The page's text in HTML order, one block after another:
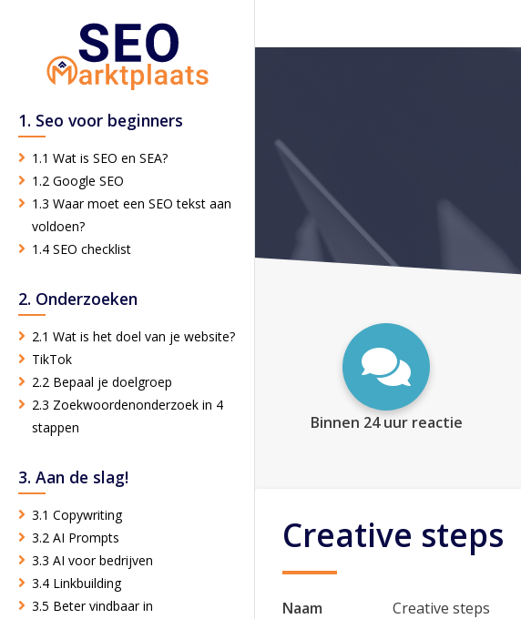
1. Seo voor beginners
1.1 Wat is SEO en SEA?
1.2 Google SEO
1.3 Waar moet een SEO tekst aan
voldoen?
1.4 SEO checklist
2. Onderzoeken
2.1 Wat is het doel van je website?
TikTok
2.2 Bepaal je doelgroep
2.3 Zoekwoordenonderzoek in 4
stappen
3. Aan de slag!
3.1 Copywriting
3.2 AI Prompts
3.3 AI voor bedrijven
3.4 Linkbuilding
3.5 Beter vindbaar in
Binnen 24 uur reactie
Creative steps
Naam
Creative steps